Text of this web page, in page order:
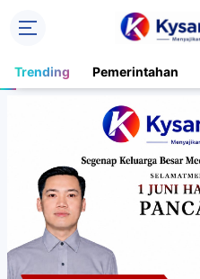
Trending Pemerintahan